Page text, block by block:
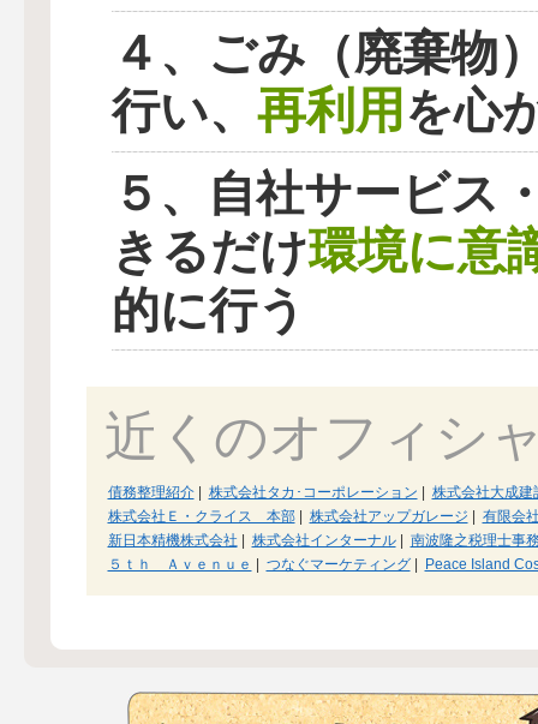
４、ごみ（廃棄物
行い、 再利用を心
５、自社サービス
きるだけ環境に意
的に行う
近くのオフィシ
債務整理紹介| 株式会社タカ･コーポレーション
株式会社大成建
株式会社Ｅ・クライス 本部| 株式会社アップガレージ
有限会
新日本精機株式会社
株式会社インターナル|
南波隆之税理士事
５ｔｈ Ａｖｅｎｕｅ
つなぐマーケティング| Peace Island